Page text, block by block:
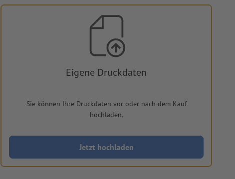
Eigene Druckdaten
Sie können Ihre Druckdaten vor oder nach dem Kauf
hochladen.
Jetzt hochladen